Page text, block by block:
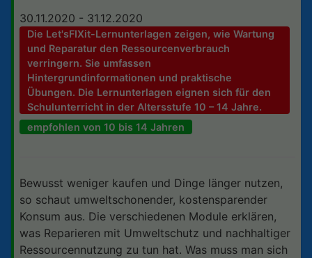
30.11.2020 - 31.12.2020
Die Let'sFIXit-Lernunterlagen zeigen, wie Wartung
und Reparatur den Ressourcenverbrauch
verringern. Sie umfassen
Hintergrundinformationen und praktische
Übungen. Die Lernunterlagen eignen sich für den
Schulunterricht in der Altersstufe 10 – 14 Jahre.
empfohlen von 10 bis 14 Jahren
Bewusst weniger kaufen und Dinge länger nutzen,
so schaut umweltschonender, kostensparender
Konsum aus. Die verschiedenen Module erklären,
was Reparieren mit Umweltschutz und nachhaltiger
Ressourcennutzung zu tun hat. Was muss man sich